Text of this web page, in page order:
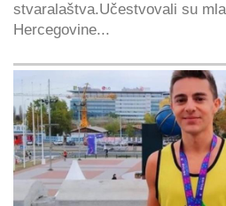
stvaralaštva.Učestvovali su
Hercegovine...